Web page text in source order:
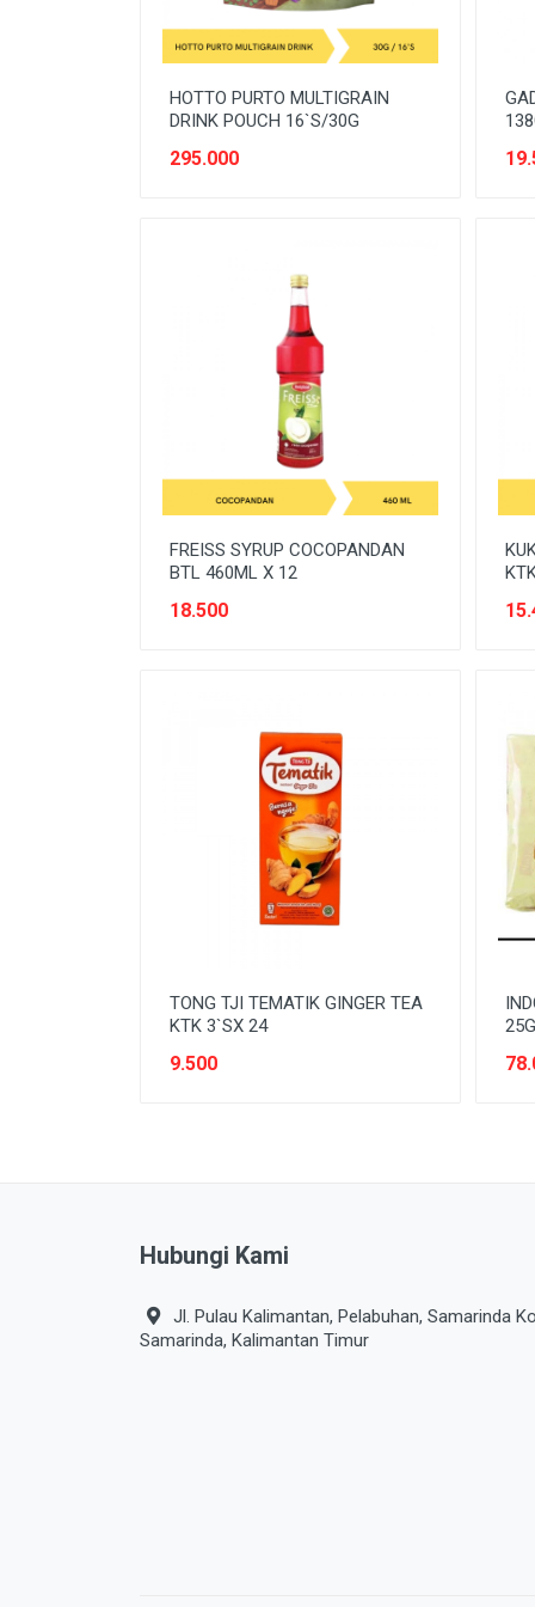
PERLINDUNGAN SANITASI
PEST CONTROL
PLUMBING
PRODUK DIABETIC
PRODUK KESEHATAN
PRODUK VEGETARIAN
PROTECTIVE WEAR
SAUS & KECAP
SAYURAN
SEREAL & SARAPAN
TEMPAT PENYIMPANAN
TISSUE & KAPAS
HOTTO PURTO MULTIGRAIN
DRINK POUCH 16`S/30G
295.000
FREISS SYRUP COCOPANDAN
BTL 460ML X 12
18.500
TONG TJI TEMATIK GINGER TEA
KTK 3`SX 24
9.500
Hubungi Kami
Jl. Pulau Kalimantan, Pelabuhan, Samarinda
Samarinda, Kalimantan Timur